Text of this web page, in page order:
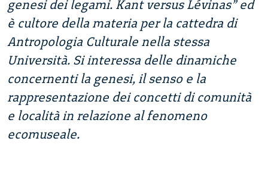
genesi dei legami. Kant versus Lévinas” ed
è cultore della materia per la cattedra di
Antropologia Culturale nella stessa
Università. Si interessa delle dinamiche
concernenti la genesi, il senso e la
rappresentazione dei concetti di comunità
e località in relazione al fenomeno
ecomuseale.